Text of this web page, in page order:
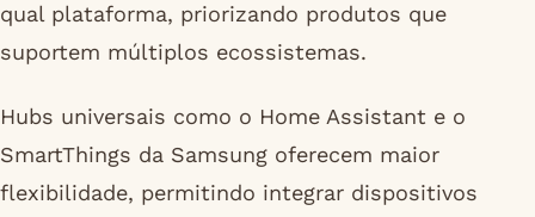
qual plataforma, priorizando produtos que
suportem múltiplos ecossistemas.
Hubs universais como o Home Assistant e o
SmartThings da Samsung oferecem maior
flexibilidade, permitindo integrar dispositivos